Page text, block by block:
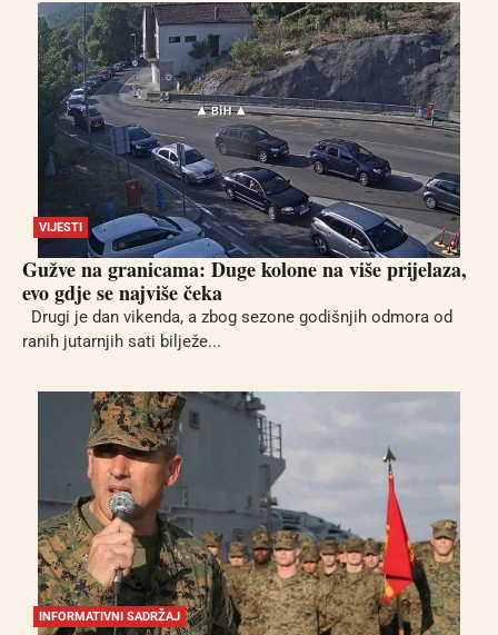
VIJESTI
Gužve na granicama: Duge kolone na više prijelaza,
evo gdje se najviše čeka
Drugi je dan vikenda, a zbog sezone godišnjih odmora od
ranih jutarnjih sati bilježe...
INFORMATIVNI SADRŽAJ